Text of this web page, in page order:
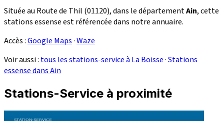
Située au Route de Thil (01120), dans le départementAin, cette
stations essense est référencée dans notre annuaire.
Accès :Google Maps·Waze
Voir aussi : tous les stations-service à La Boisse·Stations
essense dans Ain
Stations-Service à proximité